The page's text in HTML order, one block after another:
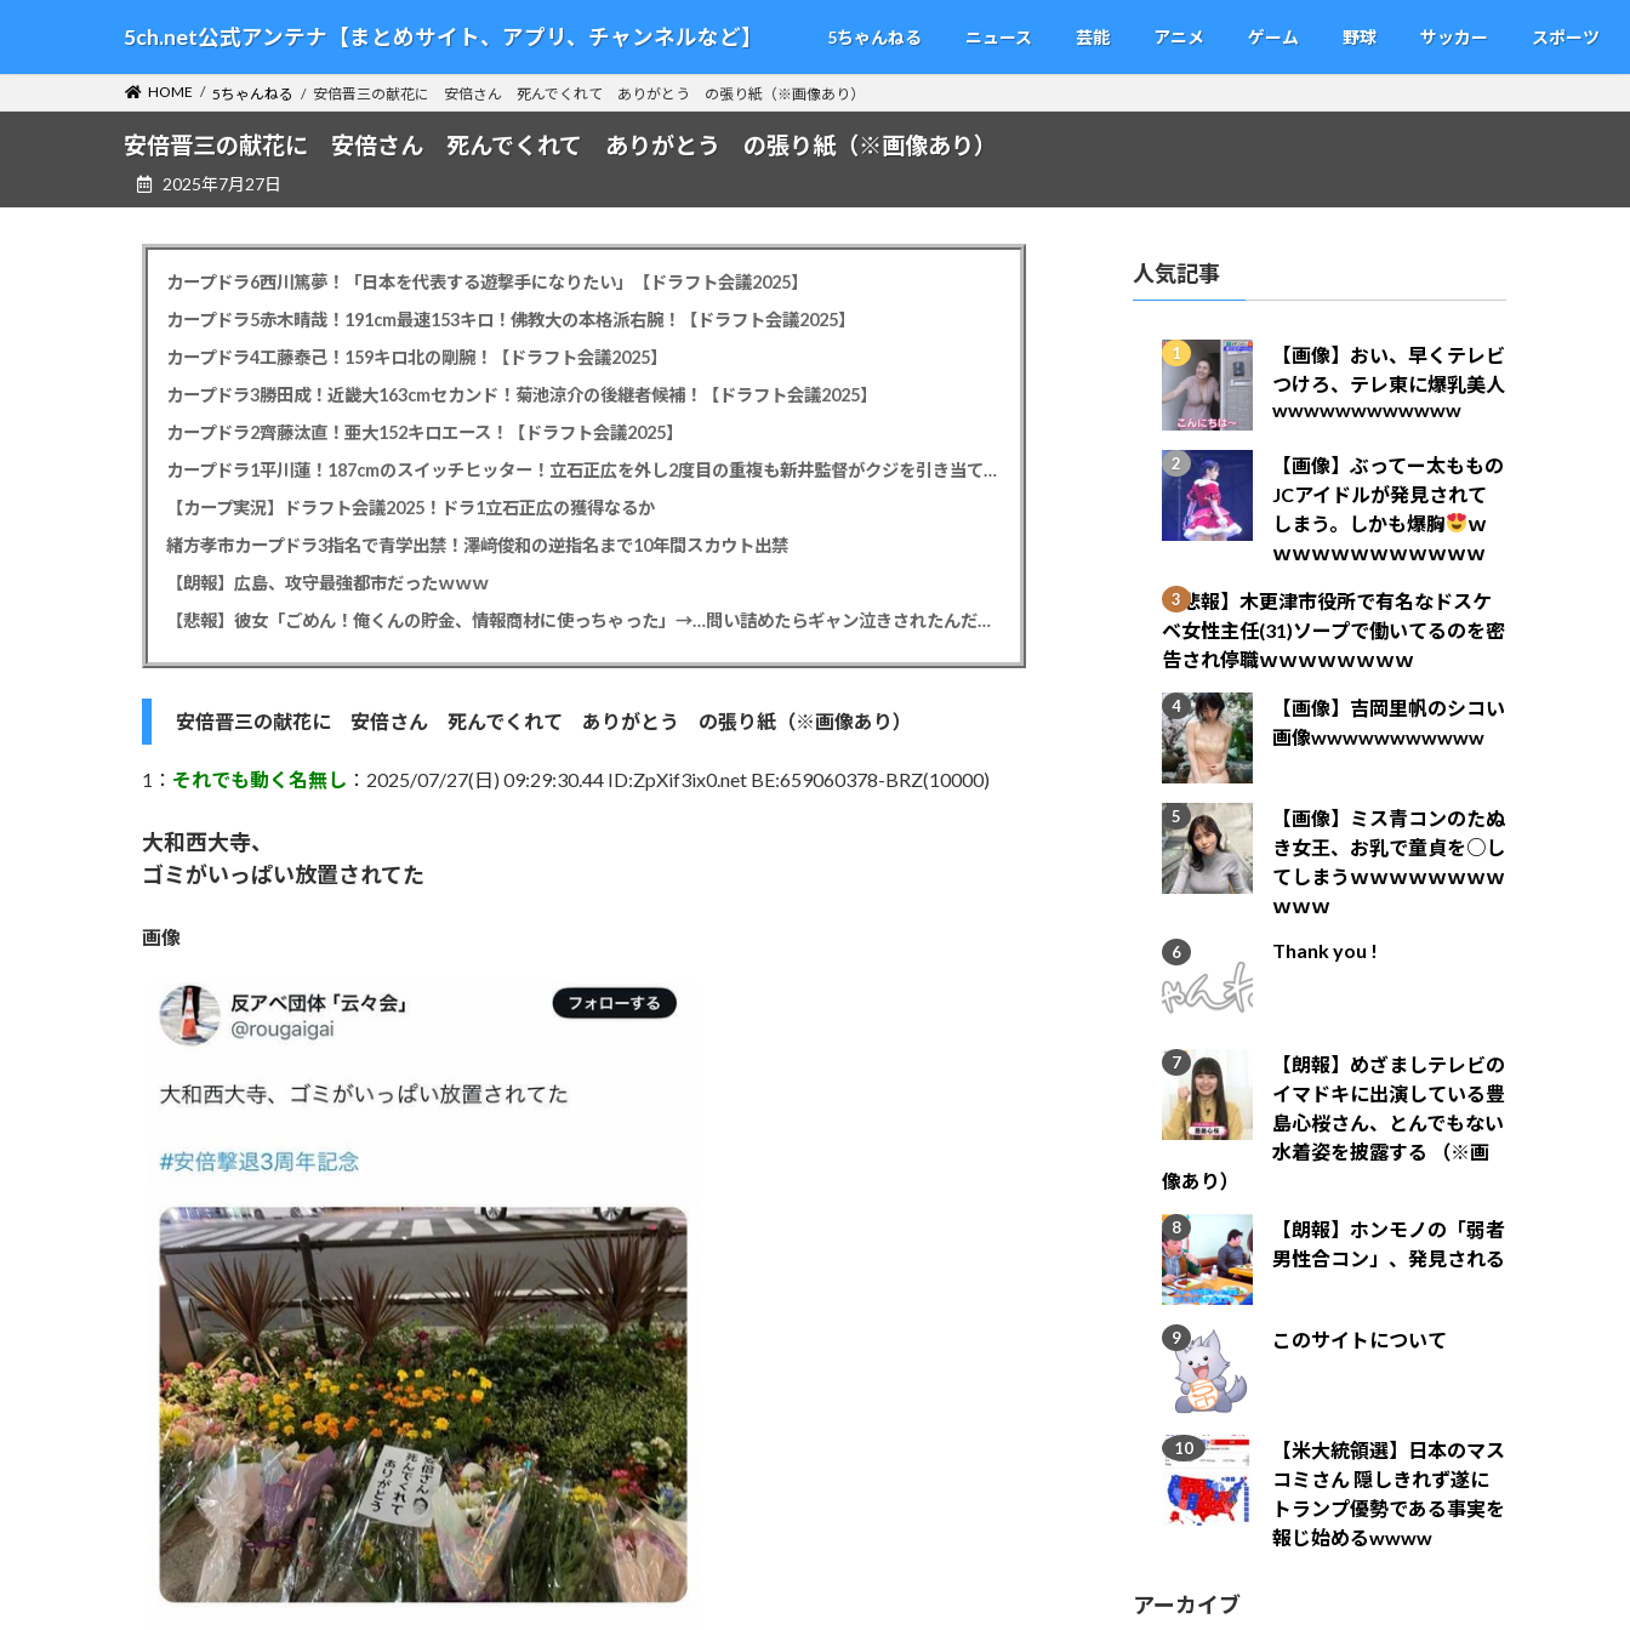
テ
ゲ
5ch.net公式アンテナ【まとめサイト、アプリ、チャンネルなど】 5ちゃんねる ニュース 芸能 アニメ ゲーム 野球 サッカー スポーツ
HOME 5ちゃんねる 安倍晋三の献花に 安倍さん 死んでくれて ありがとう の張り紙（※画像あり）
安倍晋三の献花に 安倍さん 死んでくれて ありがとう の張り紙（※画像あり）
2025年7月27日
カープドラ6西川篤夢！「日本を代表する遊撃手になりたい」【ドラフト会議2025】
カープドラ5赤木晴哉！191cm最速153キロ！佛教大の本格派右腕！【ドラフト会議2025】
カープドラ4工藤泰己！159キロ北の剛腕！【ドラフト会議2025】
カープドラ3勝田成！近畿大163cmセカンド！菊池涼介の後継者候補！【ドラフト会議2025】
カープドラ2齊藤汰直！亜大152キロエース！【ドラフト会議2025】
カープドラ1平川蓮！187cmのスイッチヒッター！立石正広を外し2度目の重複も新井監督がクジを引き当てる！【ドラフト会議2025】
【カープ実況】ドラフト会議2025！ドラ1立石正広の獲得なるか
緒方孝市カープドラ3指名で青学出禁！澤﨑俊和の逆指名まで10年間スカウト出禁
【朗報】広島、攻守最強都市だったｗｗｗ
【悲報】彼女「ごめん！俺くんの貯金、情報商材に使っちゃった」→…問い詰めたらギャン泣きされたんだが俺が悪いのか？
安倍晋三の献花に 安倍さん 死んでくれて ありがとう の張り紙（※画像あり）
1： それでも動く名無し ：2025/07/27(日) 09:29:30.44 ID:ZpXif3ix0.net BE:659060378-BRZ(10000)
大和西大寺、
ゴミがいっぱい放置されてた
画像
人気記事
【画像】おい、早くテレビ
つけろ、テレ東に爆乳美人
wwwwwwwwwwww
【画像】ぶってー太ももの
JCアイドルが発見されて
しまう。しかも爆胸
ｗ
ｗｗｗｗｗｗｗｗｗｗｗ
【悲報】木更津市役所で有名なドスケ
ベ女性主任(31)ソープで働いてるのを密
告され停職ｗｗｗｗｗｗｗｗ
【画像】吉岡里帆のシコい
画像wwwwwwwwwww
【画像】ミス青コンのたぬ
き女王、お乳で童貞を○し
てしまうｗｗｗｗｗｗｗｗ
ｗｗｗ
Thank you !
【朗報】めざましテレビの
イマドキに出演している豊
島心桜さん、とんでもない
水着姿を披露する （※画
像あり）
【朗報】ホンモノの「弱者
男性合コン」、発見される
このサイトについて
【米大統領選】日本のマス
コミさん 隠しきれず遂に
トランプ優勢である事実を
報じ始めるwwww
アーカイブ